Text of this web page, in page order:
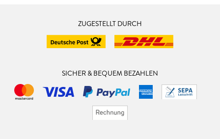
ZUGESTELLT DURCH
SICHER & BEQUEM BEZAHLEN